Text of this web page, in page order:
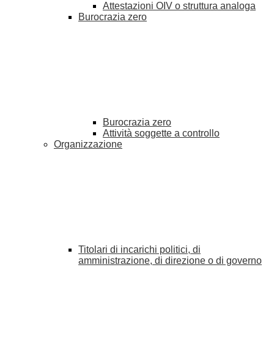
Attestazioni OIV o struttura analoga
Burocrazia zero
Burocrazia zero
Attività soggette a controllo
Organizzazione
Titolari di incarichi politici, di
amministrazione, di direzione o di governo